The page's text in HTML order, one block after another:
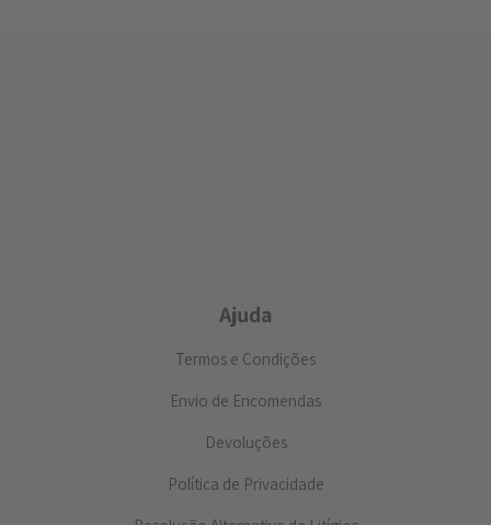
Ajuda
Termos e Condições
Envio de Encomendas
Devoluções
Política de Privacidade